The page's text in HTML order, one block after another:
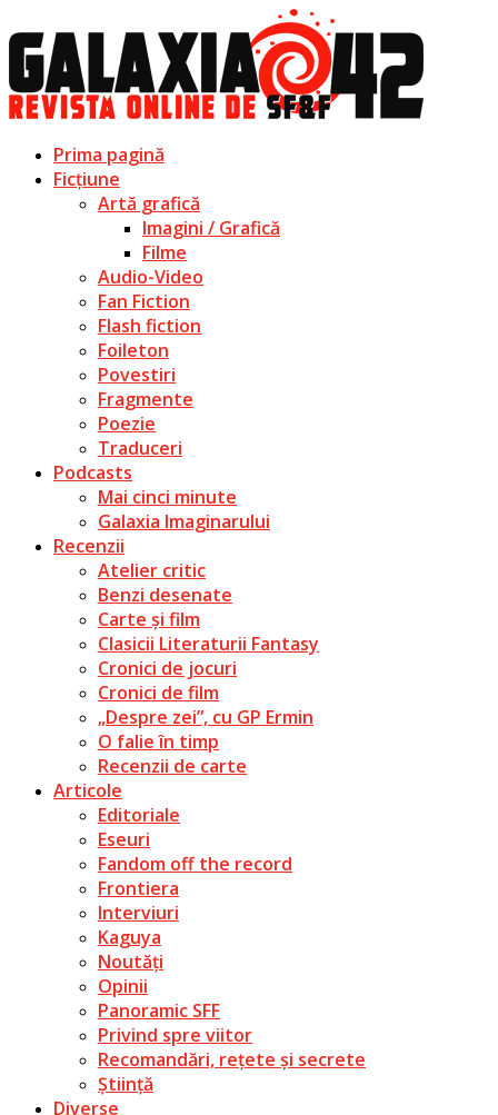
Prima pagină
Ficțiune
Artă grafică
Imagini / Grafică
Filme
Audio-Video
Fan Fiction
Flash fiction
Foileton
Povestiri
Fragmente
Poezie
Traduceri
Podcasts
Mai cinci minute
Galaxia Imaginarului
Recenzii
Atelier critic
Benzi desenate
Carte și film
Clasicii Literaturii Fantasy
Cronici de jocuri
Cronici de film
„Despre zei”, cu GP Ermin
O falie în timp
Recenzii de carte
Articole
Editoriale
Eseuri
Fandom off the record
Frontiera
Interviuri
Kaguya
Noutăți
Opinii
Panoramic SFF
Privind spre viitor
Recomandări, rețete și secrete
Știință
Diverse